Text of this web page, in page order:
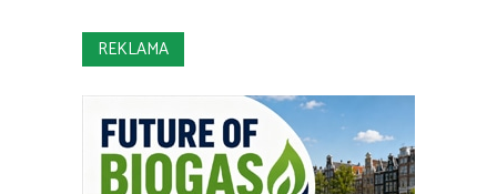
REKLAMA